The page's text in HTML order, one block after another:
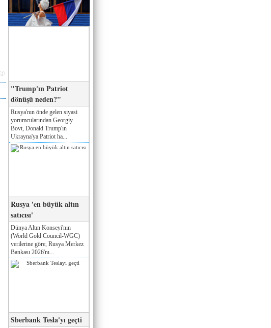
"Trump'ın Patriot
dönüşü neden?"
Rusya'nın önde gelen siyasi
yorumcularından Georgiy
Bovt, Donald Trump'ın
Ukrayna'ya Patriot ha...
Rusya 'en büyük altın
satıcısı'
Dünya Altın Konseyi'nin
(World Gold Council-WGC)
verilerine göre, Rusya Merkez
Bankası 2026'nı...
Sberbank Tesla'yı geçti